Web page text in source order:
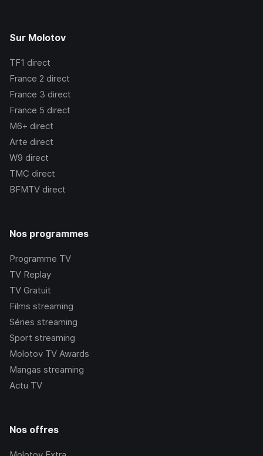
Sur Molotov
TF1 direct
France 2 direct
France 3 direct
France 5 direct
M6+ direct
Arte direct
W9 direct
TMC direct
BFMTV direct
Nos programmes
Programme TV
TV Replay
TV Gratuit
Films streaming
Séries streaming
Sport streaming
Molotov TV Awards
Mangas streaming
Actu TV
Nos offres